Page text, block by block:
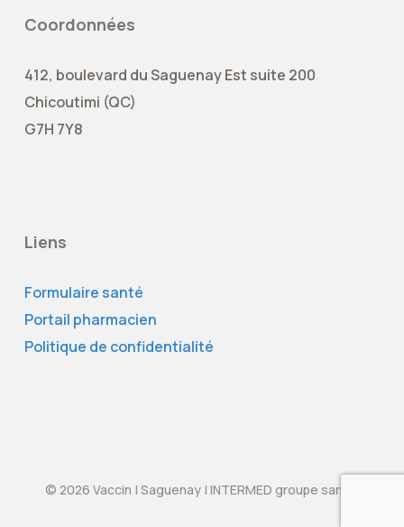
Coordonnées
412, boulevard du Saguenay Est suite 200
Chicoutimi (QC)
G7H 7Y8
Liens
Formulaire santé
Portail pharmacien
Politique de confidentialité
© 2026 Vaccin | Saguenay | INTERMED groupe santé.